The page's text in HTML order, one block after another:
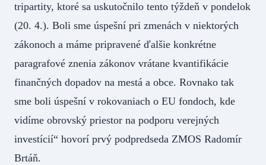
tripartity, ktoré sa uskutočnilo tento týždeň v pondelok
(20. 4.). Boli sme úspešní pri zmenách v niektorých
zákonoch a máme pripravené ďalšie konkrétne
paragrafové znenia zákonov vrátane kvantifikácie
finančných dopadov na mestá a obce. Rovnako tak
sme boli úspešní v rokovaniach o EU fondoch, kde
vidíme obrovský priestor na podporu verejných
investícií“ hovorí prvý podpredseda ZMOS Radomír
Brtáň.